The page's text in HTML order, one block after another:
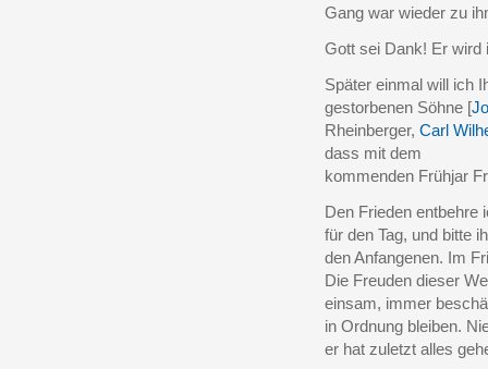
Gang war wieder zu
Gott sei Dank! Er wird
Später einmal will ich
gestorbenen Söhne [
Rheinberger, Carl
dass mit dem
kommenden Frühjar
Den Frieden entbehre
für den Tag, und bitte
den Anfangenen. Im
Die Freuden dieser
einsam, immer
in Ordnung bleiben.
er hat zuletzt alles